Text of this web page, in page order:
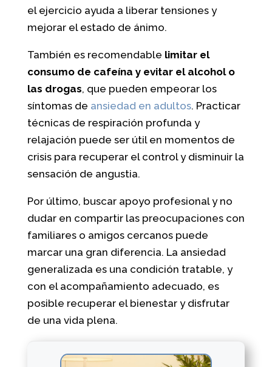
el ejercicio ayuda a liberar tensiones y
mejorar el estado de ánimo.
También es recomendable limitar el
consumo de cafeína y evitar el alcohol o
las drogas, que pueden empeorar los
síntomas de ansiedad en adultos. Practicar
técnicas de respiración profunda y
relajación puede ser útil en momentos de
crisis para recuperar el control y disminuir la
sensación de angustia.
Por último, buscar apoyo profesional y no
dudar en compartir las preocupaciones con
familiares o amigos cercanos puede
marcar una gran diferencia. La ansiedad
generalizada es una condición tratable, y
con el acompañamiento adecuado, es
posible recuperar el bienestar y disfrutar
de una vida plena.